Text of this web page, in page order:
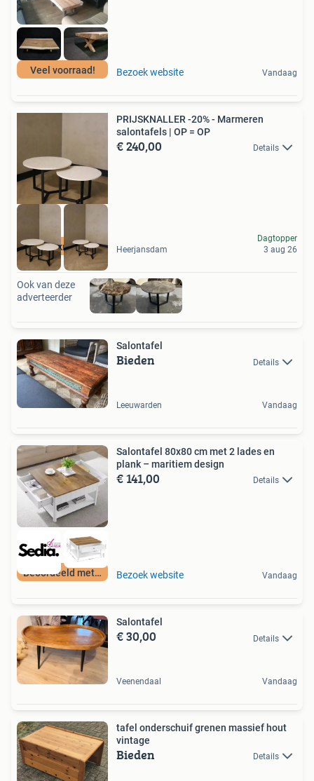
Veel voorraad! Bezoek website Vandaag
Prijsknaller
PRIJSKNALLER -20% - Marmeren
salontafels | OP = OP
€ 240,00 Details
Heerjansdam
Dagtopper
3 aug 26
Ook van deze
adverteerder
Salontafel
Bieden Details
Leeuwarden Vandaag
Beoordeeld met 9+
Salontafel 80x80 cm met 2 lades en
plank – maritiem design
€ 141,00 Details
Bezoek website Vandaag
Salontafel
€ 30,00 Details
Veenendaal Vandaag
tafel onderschuif grenen massief hout
vintage
Bieden Details